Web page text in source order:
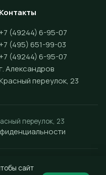
Контакты
+7 (49244) 6-95-07
+7 (495) 651-99-03
+7 (49244) 6-95-07
Александров
переулок, 23
переулок, 23
сайт